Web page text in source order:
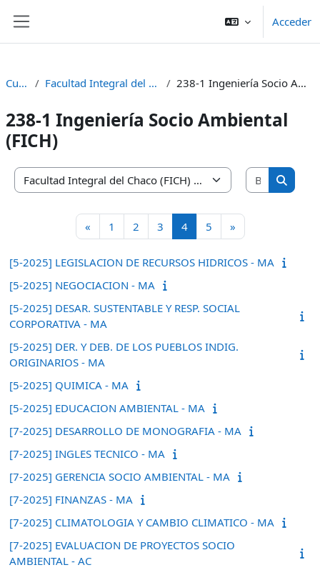
Acceder
Cursos Facultad Integral del Chaco (FICH) 238-1 Ingeniería Socio Ambiental (FICH)
238-1 Ingeniería Socio Ambiental
(FICH)
Categorías
Buscar
Buscar
«Página anterior
1 Página 1
2Página 2
3Página 3
4Página 4
5Página 5
»Siguiente página
[5-2025] LEGISLACION DE RECURSOS HIDRICOS - MA
[5-2025] NEGOCIACION - MA
[5-2025] DESAR. SUSTENTABLE Y RESP. SOCIAL
CORPORATIVA - MA
[5-2025] DER. Y DEB. DE LOS PUEBLOS INDIG.
ORIGINARIOS - MA
[5-2025] QUIMICA - MA
[5-2025] EDUCACION AMBIENTAL - MA
[7-2025] DESARROLLO DE MONOGRAFIA - MA
[7-2025] INGLES TECNICO - MA
[7-2025] GERENCIA SOCIO AMBIENTAL - MA
[7-2025] FINANZAS - MA
[7-2025] CLIMATOLOGIA Y CAMBIO CLIMATICO - MA
[7-2025] EVALUACION DE PROYECTOS SOCIO
AMBIENTAL - AC